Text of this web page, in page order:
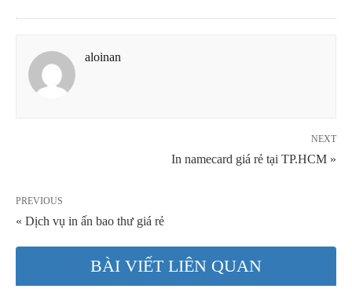
aloinan
NEXT
In namecard giá rẻ tại TP.HCM »
PREVIOUS
« Dịch vụ in ấn bao thư giá rẻ
BÀI VIẾT LIÊN QUAN